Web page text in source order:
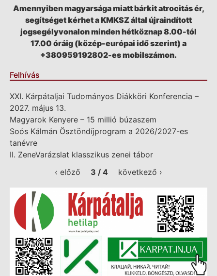
Amennyiben magyarsága miatt bárkit atrocitás ér,
segítséget kérhet a KMKSZ által újraindított
jogsegélyvonalon minden hétköznap 8.00-tól
17.00 óráig (közép-európai idő szerint) a
+380959192802-es mobilszámon.
Felhívás
XXI. Kárpátaljai Tudományos Diákköri Konferencia –
2027. május 13.
Magyarok Kenyere – 15 millió búzaszem
Soós Kálmán Ösztöndíjprogram a 2026/2027-es
tanévre
II. ZeneVarázslat klasszikus zenei tábor
‹ előző
3 / 4 következő ›